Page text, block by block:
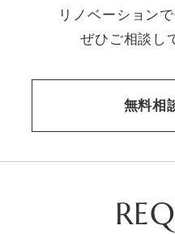
リノベーション
ぜひご相談し
無料相